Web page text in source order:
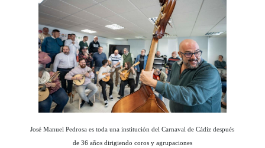
José Manuel Pedrosa es toda una institución del Carnaval de Cádiz después
de 36 años dirigiendo coros y agrupaciones